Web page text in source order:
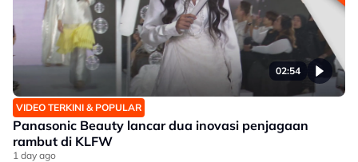
02:54
VIDEO TERKINI & POPULAR
Panasonic Beauty lancar dua inovasi penjagaan
rambut di KLFW
1 day ago